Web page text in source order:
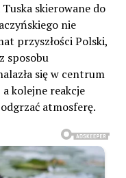
skierowane do
nie
przyszłości Polski,
sposobu
się w centrum
kolejne reakcje
atmosferę.